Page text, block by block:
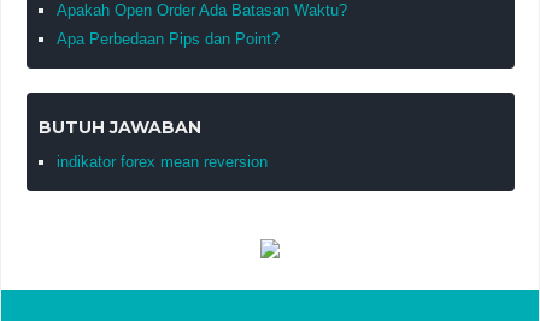
Apakah Open Order Ada Batasan Waktu?
Apa Perbedaan Pips dan Point?
BUTUH JAWABAN
indikator forex mean reversion